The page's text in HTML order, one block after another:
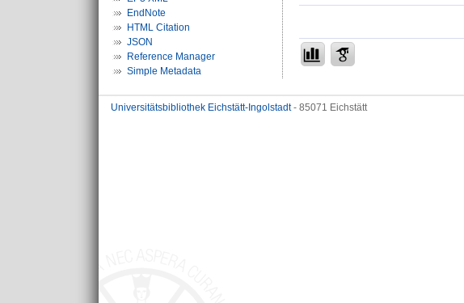
EndNote
HTML Citation
JSON
Reference Manager
Simple Metadata
Universitätsbibliothek Eichstätt-Ingolstadt- 85071 Eichstätt